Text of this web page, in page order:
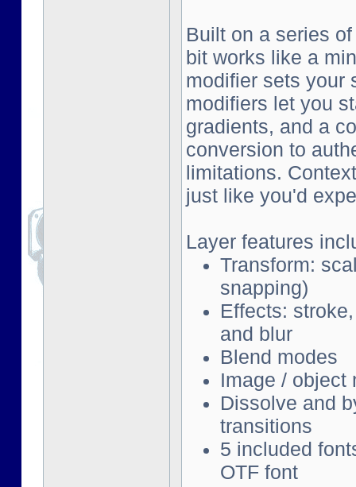
Built on a series
bit works like a
modifier sets your
modifiers let you
gradients, and a
conversion to
limitations.
just like you'd
Layer features
Transform:
snapping)
Effects:
and blur
Blend modes
Image / object
Dissolve and
transitions
5 included
OTF font